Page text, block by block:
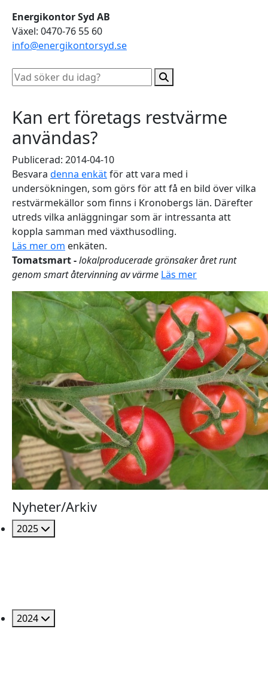
Energikontor Syd AB
Växel: 0470-76 55 60
info@energikontorsyd.se
Kan ert företags restvärme
användas?
Publicerad: 2014-04-10
Besvara denna enkätför att vara med i
undersökningen, som görs för att få en bild över vilka
restvärmekällor som finns i Kronobergs län. Därefter
utreds vilka anläggningar som är intressanta att
koppla samman med växthusodling.
Läs mer om enkäten.
Tomatsmart -lokalproducerade grönsaker året runt
genom smart återvinning av värme Läs mer
Nyheter/Arkiv
2025
2024